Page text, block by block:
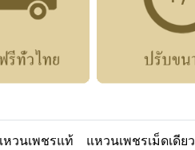
หวนเพชรแท้ แหวนเพชรเม็ดเดียว